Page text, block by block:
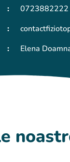
:
0723882222
:
: Elena